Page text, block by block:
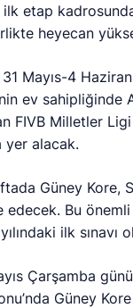
etap
heyecan
31 Mayıs-4
ev sahipliğinde
FIVB Milletler
yer alacak.
Güney Kore,
edecek. Bu
ilk sınavı
Çarşamba
Güney